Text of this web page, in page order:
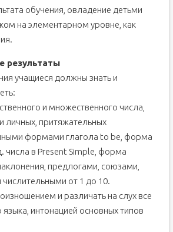
обучения, овладение детьми
на элементарном уровне, как
результаты
учащиеся должны знать и
и множественного числа,
личных, притяжательных
формами глагола to be, форма
числа в Present Simple, форма
предлогами, союзами,
от 1 до 10.
и различать на слух все
языка, интонацией основных типов